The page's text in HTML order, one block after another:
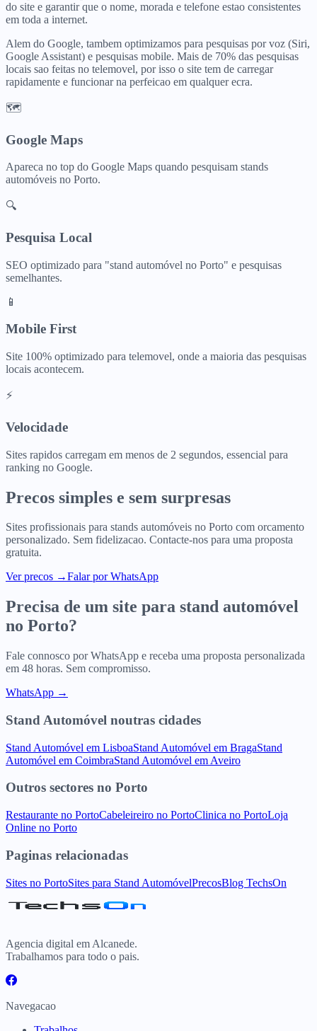
do site e garantir que o nome, morada e telefone estao consistentes
em toda a internet.
Alem do Google, tambem optimizamos para pesquisas por voz (Siri,
Google Assistant) e pesquisas mobile. Mais de 70% das pesquisas
locais sao feitas no telemovel, por isso o site tem de carregar
rapidamente e funcionar na perfeicao em qualquer ecra.
🗺️
Google Maps
Apareca no top do Google Maps quando pesquisam stands
automóveis no Porto.
🔍
Pesquisa Local
SEO optimizado para "stand automóvel no Porto" e pesquisas
semelhantes.
📱
Mobile First
Site 100% optimizado para telemovel, onde a maioria das pesquisas
locais acontecem.
⚡
Velocidade
Sites rapidos carregam em menos de 2 segundos, essencial para
ranking no Google.
Precos simples e sem surpresas
Sites profissionais para stands automóveis no Porto com orcamento
personalizado. Sem fidelizacao. Contacte-nos para uma proposta
gratuita.
Ver precos →Falar por WhatsApp
Precisa de um site para stand automóvel
no Porto?
Fale connosco por WhatsApp e receba uma proposta personalizada
em 48 horas. Sem compromisso.
WhatsApp →
Stand Automóvel noutras cidades
Stand Automóvel em LisboaStand Automóvel em BragaStand
Automóvel em CoimbraStand Automóvel em Aveiro
Outros sectores no Porto
Restaurante no PortoCabeleireiro no PortoClinica no PortoLoja
Online no Porto
Paginas relacionadas
Sites no PortoSites para Stand AutomóvelPrecosBlog TechsOn
Agencia digital em Alcanede.
Trabalhamos para todo o pais.
Navegacao